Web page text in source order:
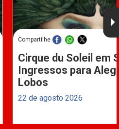
Compartilhe
Cirque du Soleil em
Ingressos para
Lobos
22 de agosto 2026